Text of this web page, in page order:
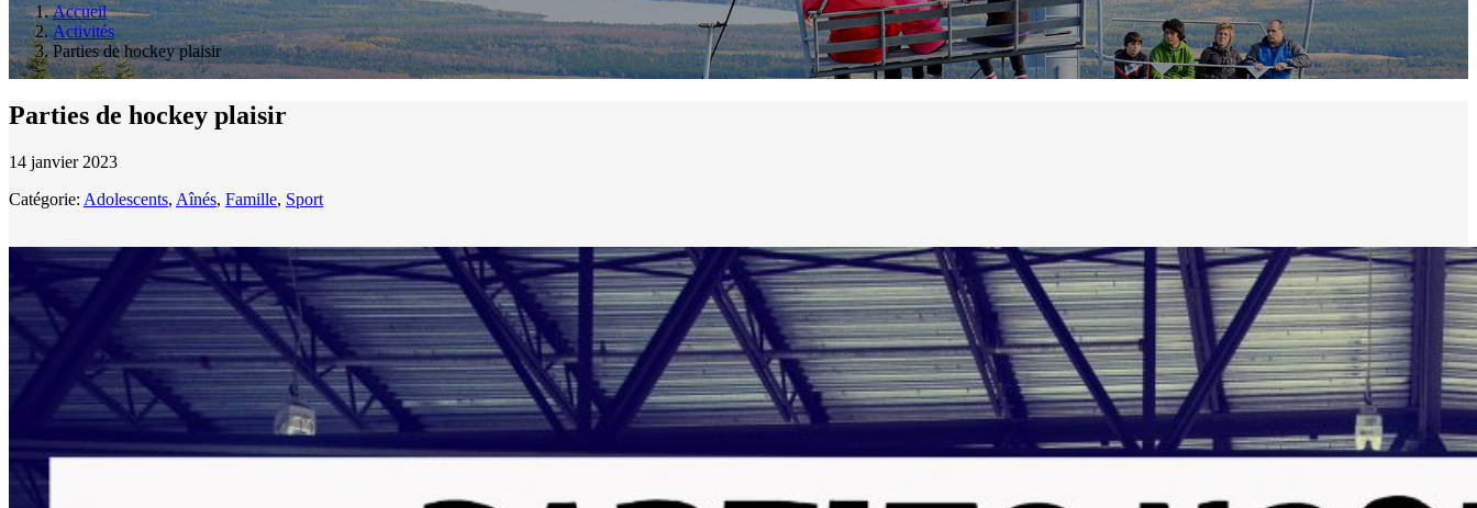
Accueil
Activités
Parties de hockey plaisir
Parties de hockey plaisir
14 janvier 2023
Catégorie: Adolescents, Aînés, Famille, Sport